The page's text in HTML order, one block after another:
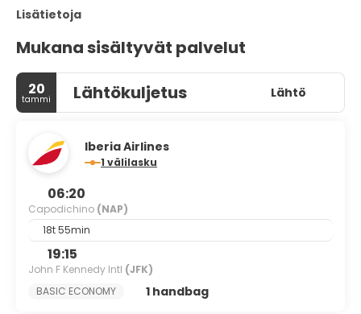
Lisätietoja
Mukana sisältyvät palvelut
20
tammi Lähtökuljetus Lähtö
Iberia Airlines
1 välilasku
06:20
Capodichino (NAP)
18t 55min
19:15
John F Kennedy Intl (JFK)
BASIC ECONOMY
1 handbag